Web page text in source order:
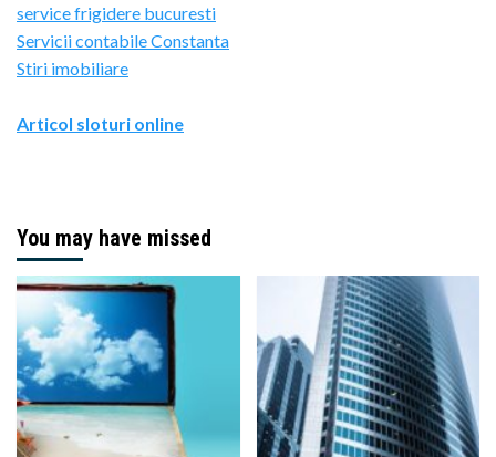
service frigidere bucuresti
Servicii contabile Constanta
Stiri imobiliare
Articol sloturi online
You may have missed